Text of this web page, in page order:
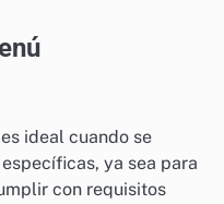
ideal cuando se
ya sea para
con requisitos